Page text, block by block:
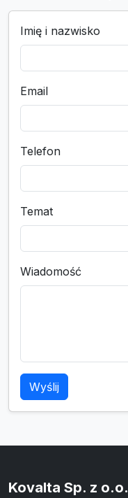
Imię i nazwisko
Email
Telefon
Temat
Wiadomość
Wyślij
Kovalta Sp. z o.o.